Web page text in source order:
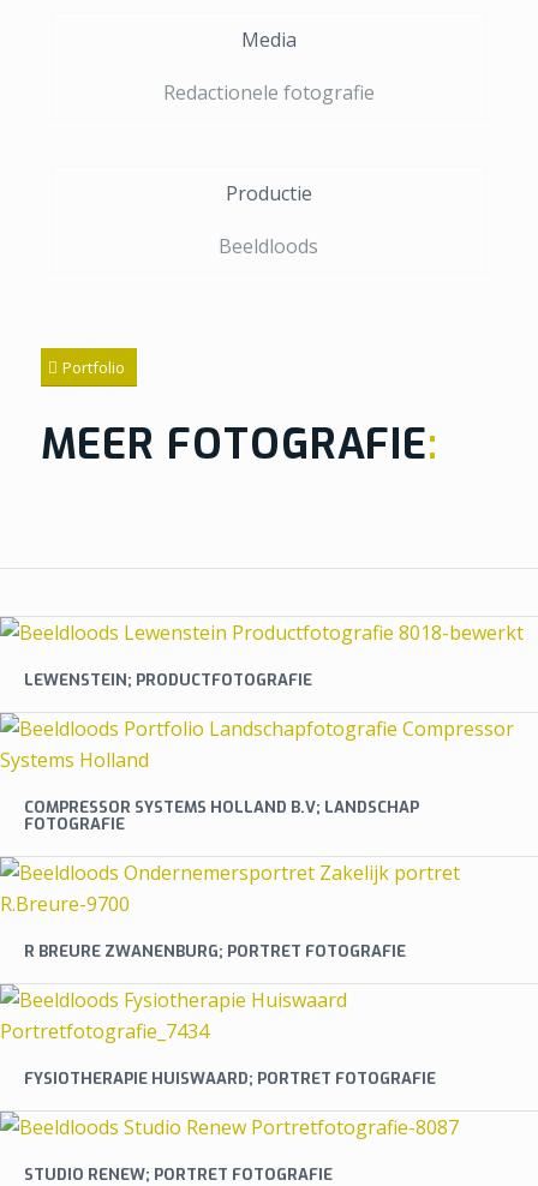
Media
Redactionele fotografie
Productie
Beeldloods
Portfolio
MEER FOTOGRAFIE:
LEWENSTEIN; PRODUCTFOTOGRAFIE
COMPRESSOR SYSTEMS HOLLAND B.V; LANDSCHAP
FOTOGRAFIE
R BREURE ZWANENBURG; PORTRET FOTOGRAFIE
FYSIOTHERAPIE HUISWAARD; PORTRET FOTOGRAFIE
STUDIO RENEW; PORTRET FOTOGRAFIE